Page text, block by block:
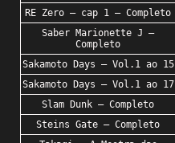
RE Zero – cap 1 – Completo
Saber Marionette J –
Completo
Sakamoto Days – Vol.1 ao 15
Sakamoto Days – Vol.1 ao 17
Slam Dunk – Completo
Steins Gate – Completo